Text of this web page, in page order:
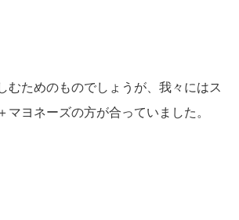
むためのものでしょうが、我々にはス
マヨネーズの方が合っていました。